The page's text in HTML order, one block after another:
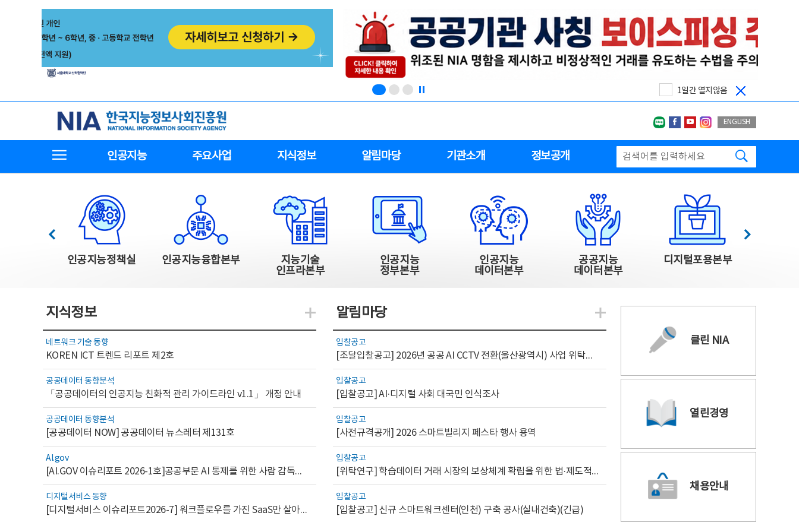
1일간 열지않음
한국지능정보사회진흥원
네이버블로그
페이스북
유투브인스타그랩
ENGLISH
인공지능 주요사업 지식정보 알림마당 기관소개 정보공개
한국지능정보사회진흥원 주요사업
인공지능정책실 인공지능융합본부
지능기술
인프라본부
인공지능
정부본부
인공지능
데이터본부
공공지능
데이터본부
디지털포용본부
이전 다음
지식정보
네트워크 기술 동향
KOREN ICT 트렌드 리포트 제2호
공공데이터 동향분석
「공공데이터의 인공지능 친화적 관리 가이드라인 v1.1」 개정 안내
공공데이터 동향분석
[공공데이터 NOW] 공공데이터 뉴스레터 제131호
AI.gov
[AI.GOV 이슈리포트 2026-1호]공공부문 AI 통제를 위한 사람 감독의 해외 사례 분석 및 시사점
디지털서비스 동향
[디지털서비스 이슈리포트2026-7] 워크플로우를 가진 SaaS만 살아남는다
지식관련 더보기
알림마당
입찰공고
[조달입찰공고] 2026년 공공 AI CCTV 전환(울산광역시) 사업 위탁감리
입찰공고
[입찰공고] AI·디지털 사회 대국민 인식조사
입찰공고
[사전규격공개] 2026 스마트빌리지 페스타 행사 용역
입찰공고
[위탁연구] 학습데이터 거래 시장의 보상체계 확립을 위한 법·제도적 검토 방안 연구
입찰공고
[입찰공고] 신규 스마트워크센터(인천) 구축 공사(실내건축)(긴급)
알림관련 더보기
클린 NIA
열린경영
채용안내